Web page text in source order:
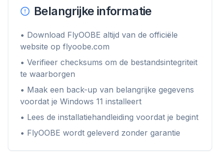
Belangrijke informatie
• Download FlyOOBE altijd van de officiële
website op flyoobe.com
• Verifieer checksums om de bestandsintegriteit
te waarborgen
• Maak een back-up van belangrijke gegevens
voordat je Windows 11 installeert
• Lees de installatiehandleiding voordat je begint
• FlyOOBE wordt geleverd zonder garantie
die je vertragen.
Voor elke browser
Chrome, Edge, Firefox, Brave, Opera — eenmaal